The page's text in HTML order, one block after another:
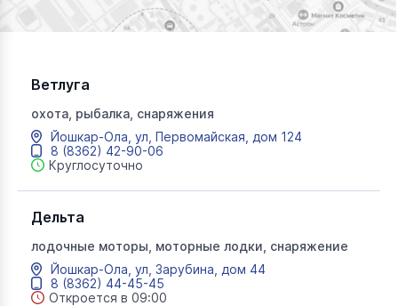
Ветлуга
охота, рыбалка, снаряжения
Йошкар-Ола, ул, Первомайская, дом 124
8 (8362) 42-90-06
Круглосуточно
Дельта
лодочные моторы, моторные лодки, снаряжение
Йошкар-Ола, ул, Зарубина, дом 44
8 (8362) 44-45-45
Откроется в 09:00